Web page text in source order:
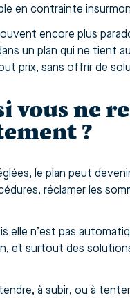
en contrainte
encore plus
un plan qui ne tient
prix, sans offrir de
vous ne
?
le plan peut
réclamer les
elle n’est pas
et surtout des
à subir, ou à